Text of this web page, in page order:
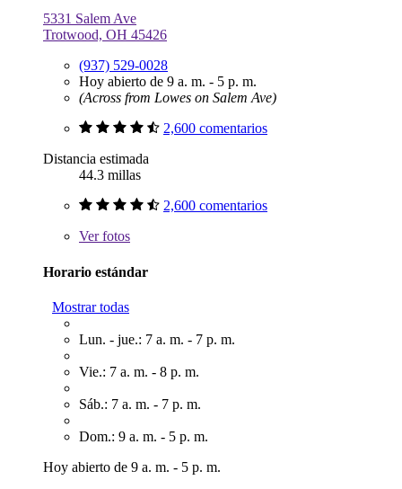
5331 Salem Ave
Trotwood, OH 45426
(937) 529-0028
Hoy abierto de 9 a. m. - 5 p. m.
(Across from Lowes on Salem Ave)
2,600 comentarios
Distancia estimada
44.3 millas
2,600 comentarios
Verfotos
Horario estándar
Mostrar todas
Lun. - jue.: 7 a. m. - 7 p. m.
Vie.: 7 a. m. - 8 p. m.
Sáb.: 7 a. m. - 7 p. m.
Dom.: 9 a. m. - 5 p. m.
Hoy abierto de 9 a. m. - 5 p. m.